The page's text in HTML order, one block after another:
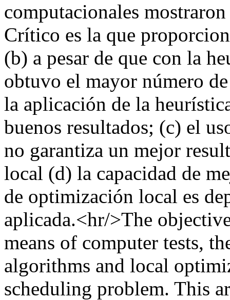
computacionales
Crítico es la que
(b) a pesar de que con la
obtuvo el mayor número
la aplicación de la
buenos resultados; (c) el
no garantiza un mejor
local (d) la capacidad de
de optimización local es
aplicada.<hr/>The
means of computer tests,
algorithms and local
scheduling problem. This